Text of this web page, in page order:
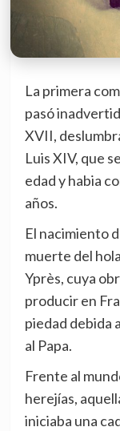
La primera
pasó
XVII,
Luis XIV, que
edad y habia
años.
El nacimiento
muerte del
Yprès, cuya
producir en
piedad debida
al Papa.
Frente al
herejías,
iniciaba una